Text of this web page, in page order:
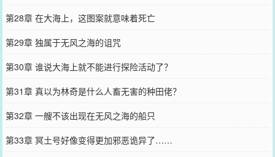
第28章 在大海上，这图案就意味着死亡
第29章 独属于无风之海的诅咒
第30章 谁说大海上就不能进行探险活动了？
第31章 真以为林奇是什么人畜无害的种田佬？
第32章 一艘不该出现在无风之海的船只
第33章 冥土号好像变得更加邪恶诡异了……